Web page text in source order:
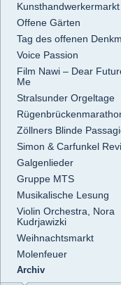
Kunsthandwerkermarkt
Offene Gärten
Tag des offenen
Voice Passion
Film Nawi – Dear
Me
Stralsunder Orgeltage
Zöllners Blinde
Simon & Carfunkel
Galgenlieder
Gruppe MTS
Musikalische Lesung
Violin Orchestra, Nora
Kudrjawizki
Weihnachtsmarkt
Molenfeuer
Archiv